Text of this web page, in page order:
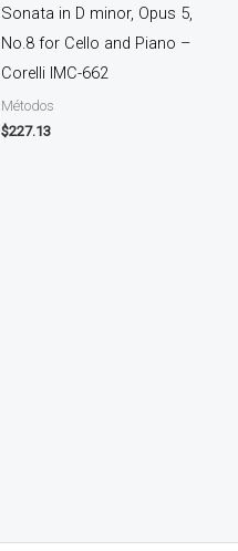
Sonata in D minor, Opus 5,
No.8 for Cello and Piano –
Corelli IMC-662
Métodos
$227.13